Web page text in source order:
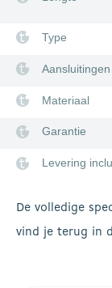
Type
Aansluitingen
Materiaal
Garantie
Levering
De volledige
vind je terug in